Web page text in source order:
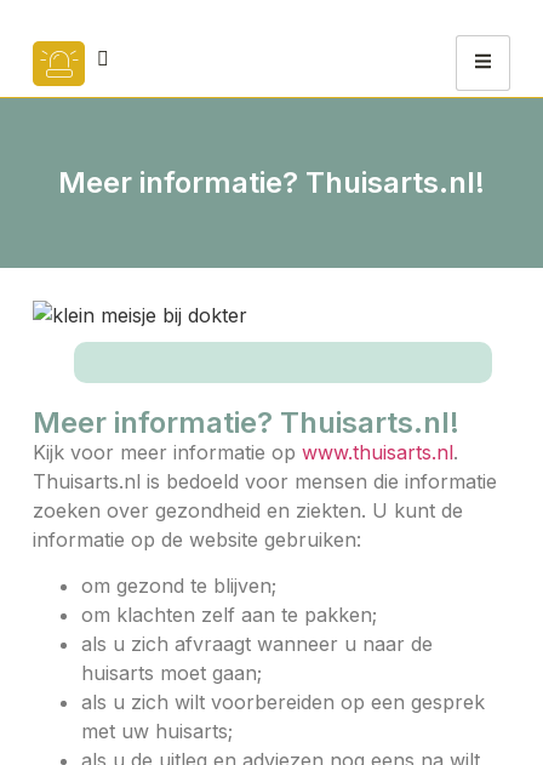
Meer informatie? Thuisarts.nl!
Meer informatie? Thuisarts.nl!
Kijk voor meer informatie op www.thuisarts.nl.
Thuisarts.nl is bedoeld voor mensen die informatie
zoeken over gezondheid en ziekten. U kunt de
informatie op de website gebruiken:
om gezond te blijven;
om klachten zelf aan te pakken;
als u zich afvraagt wanneer u naar de
huisarts moet gaan;
als u zich wilt voorbereiden op een gesprek
met uw huisarts;